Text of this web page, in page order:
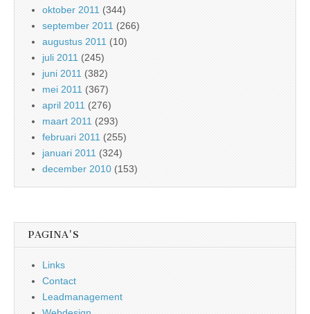
oktober 2011 (344)
september 2011 (266)
augustus 2011 (10)
juli 2011 (245)
juni 2011 (382)
mei 2011 (367)
april 2011 (276)
maart 2011 (293)
februari 2011 (255)
januari 2011 (324)
december 2010 (153)
PAGINA'S
Links
Contact
Leadmanagement